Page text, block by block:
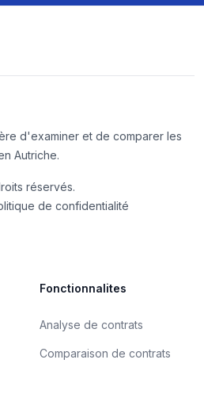
d'examiner et de comparer les
Autriche.
réservés.
de confidentialité
Fonctionnalites
Analyse de contrats
Comparaison de contrats